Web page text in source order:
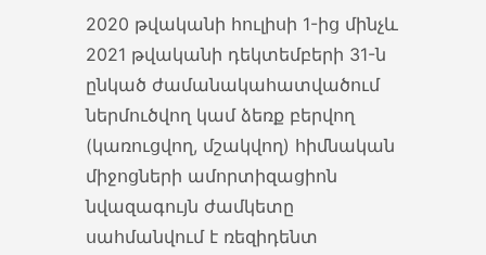
2020 թվականի հուլիսի 1-ից մինչև
2021 թվականի դեկտեմբերի 31-ն
ընկած ժամանակահատվածում
ներմուծվող կամ ձեռք բերվող
(կառուցվող, մշակվող) հիմնական
միջոցների ամորտիզացիոն
նվազագույն ժամկետը
սահմանվում է ռեզիդենտ